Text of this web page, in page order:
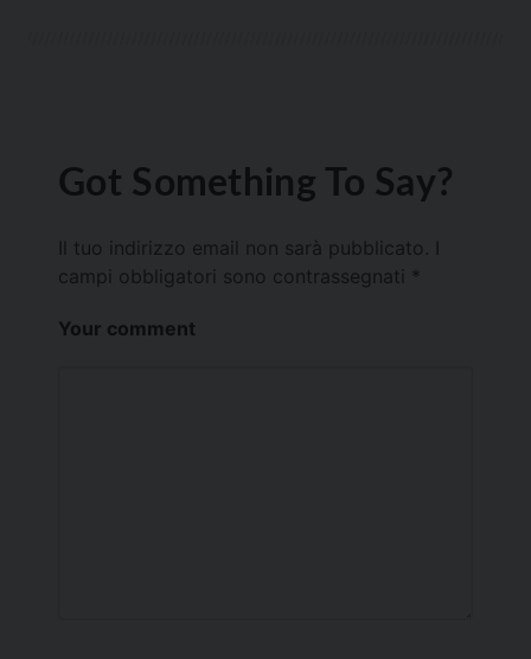
Got Something To Say?
Il tuo indirizzo email non sarà pubblicato.
campi obbligatori sono contrassegnati *
Your comment